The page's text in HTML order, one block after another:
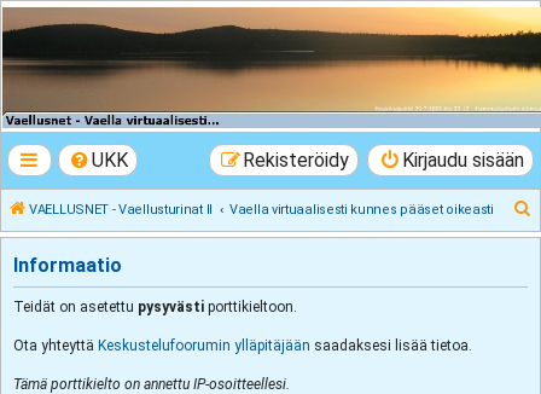
VAELLUSNET -
Vaellusturinat II
UKK Kirjaudu sisään
Rekisteröidy
VAELLUSNET - Vaellusturinat II Vaella virtuaalisesti kunnes pääset oikeasti
t
Informaatio
Teidät on asetettu pysyvästi porttikieltoon.
Ota yhteyttä Keskustelufoorumin ylläpitäjään saadaksesi lisää tietoa.
Tämä porttikielto on annettu IP-osoitteellesi.